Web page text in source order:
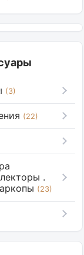
(3)
(22)
.
(23)